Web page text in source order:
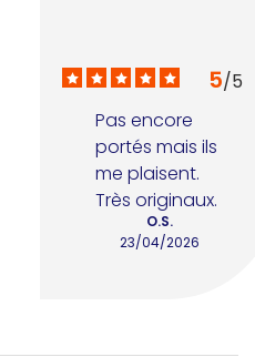
5/5
Pas encore
portés mais ils
me plaisent.
Très originaux.
23/04/2026
O.S.